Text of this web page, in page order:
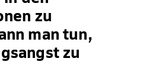
zu
man tun,
zu